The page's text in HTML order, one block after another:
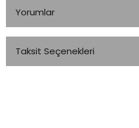
Yorumlar
Taksit Seçenekleri